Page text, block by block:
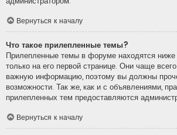
Вернуться к началу
Что такое прилепленные темы?
Прилепленные темы в форуме находятся ниже
только на его первой странице. Они чаще
важную информацию, поэтому вы должны
возможности. Так же, как и с объявлениями,
прилепленных тем предоставляются
Вернуться к началу